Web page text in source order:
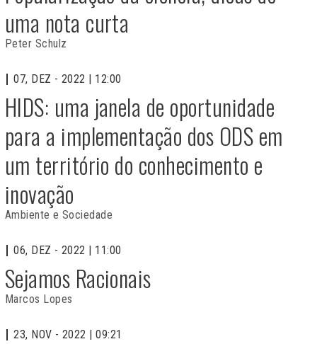
uma nota curta
Peter Schulz
07, DEZ - 2022 | 12:00
HIDS: uma janela de oportunidade
para a implementação dos ODS em
um território do conhecimento e
inovação
Ambiente e Sociedade
06, DEZ - 2022 | 11:00
Sejamos Racionais
Marcos Lopes
23, NOV - 2022 | 09:21